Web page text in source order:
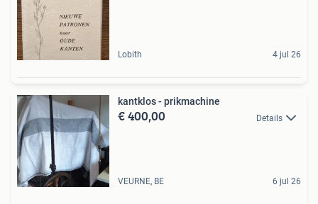
Lobith 4 jul 26
kantklos - prikmachine
€ 400,00 Details
VEURNE, BE 6 jul 26